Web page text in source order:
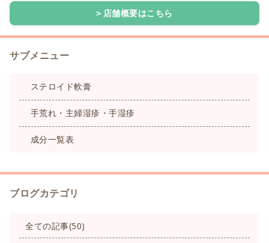
店舗概要はこちら
サブメニュー
ステロイド軟膏
手荒れ・主婦湿疹・手湿疹
成分一覧表
ブログカテゴリ
全ての記事(50)